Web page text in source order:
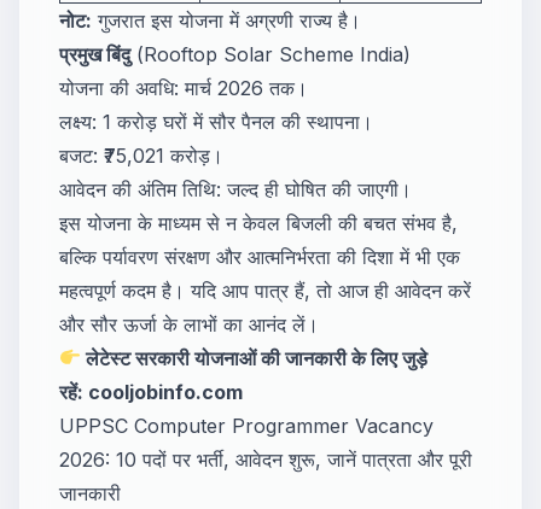
नोट: गुजरात इस योजना में अग्रणी राज्य है।
प्रमुख बिंदु(Rooftop Solar Scheme India)
योजना की अवधि: मार्च 2026 तक।
लक्ष्य: 1 करोड़ घरों में सौर पैनल की स्थापना।
बजट: ₹75,021 करोड़।
आवेदन की अंतिम तिथि: जल्द ही घोषित की जाएगी।
इस योजना के माध्यम से न केवल बिजली की बचत संभव है,
बल्कि पर्यावरण संरक्षण और आत्मनिर्भरता की दिशा में भी एक
महत्वपूर्ण कदम है। यदि आप पात्र हैं, तो आज ही आवेदन करें
और सौर ऊर्जा के लाभों का आनंद लें।
लेटेस्ट सरकारी योजनाओं की जानकारी के लिए जुड़े
रहें: cooljobinfo.com
UPPSC Computer Programmer Vacancy
2026: 10 पदों पर भर्ती, आवेदन शुरू, जानें पात्रता और पूरी
जानकारी